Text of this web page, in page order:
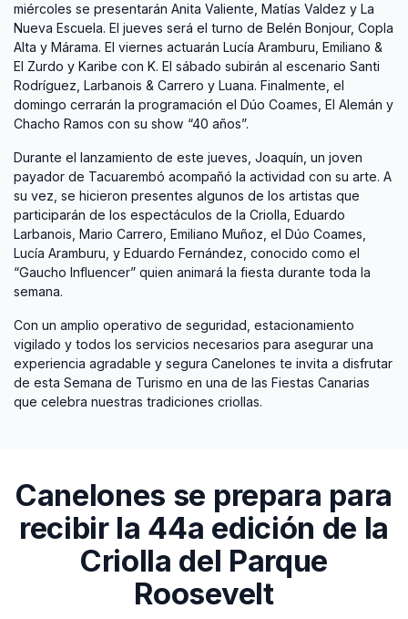
miércoles se presentarán Anita Valiente, Matías Valdez y La
Nueva Escuela. El jueves será el turno de Belén Bonjour, Copla
Alta y Márama. El viernes actuarán Lucía Aramburu, Emiliano &
El Zurdo y Karibe con K. El sábado subirán al escenario Santi
Rodríguez, Larbanois & Carrero y Luana. Finalmente, el
domingo cerrarán la programación el Dúo Coames, El Alemán y
Chacho Ramos con su show “40 años”.
Durante el lanzamiento de este jueves, Joaquín, un joven
payador de Tacuarembó acompañó la actividad con su arte. A
su vez, se hicieron presentes algunos de los artistas que
participarán de los espectáculos de la Criolla, Eduardo
Larbanois, Mario Carrero, Emiliano Muñoz, el Dúo Coames,
Lucía Aramburu, y Eduardo Fernández, conocido como el
“Gaucho Influencer” quien animará la fiesta durante toda la
semana.
Con un amplio operativo de seguridad, estacionamiento
vigilado y todos los servicios necesarios para asegurar una
experiencia agradable y segura Canelones te invita a disfrutar
de esta Semana de Turismo en una de las Fiestas Canarias
que celebra nuestras tradiciones criollas.
Canelones se prepara para
recibir la 44a edición de la
Criolla del Parque
Roosevelt